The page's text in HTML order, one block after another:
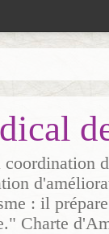
: il
Charte